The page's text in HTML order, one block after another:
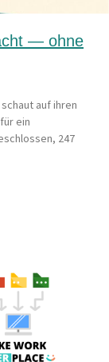
— ohne
auf ihren
ein
247